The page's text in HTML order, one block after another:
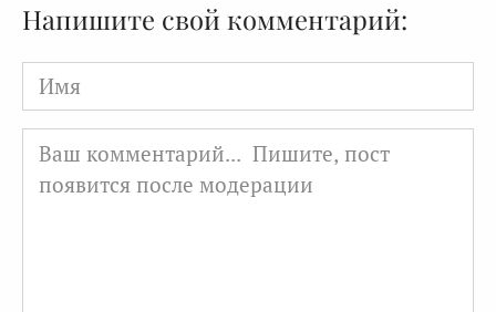
Напишите свой комментарий:
Имя